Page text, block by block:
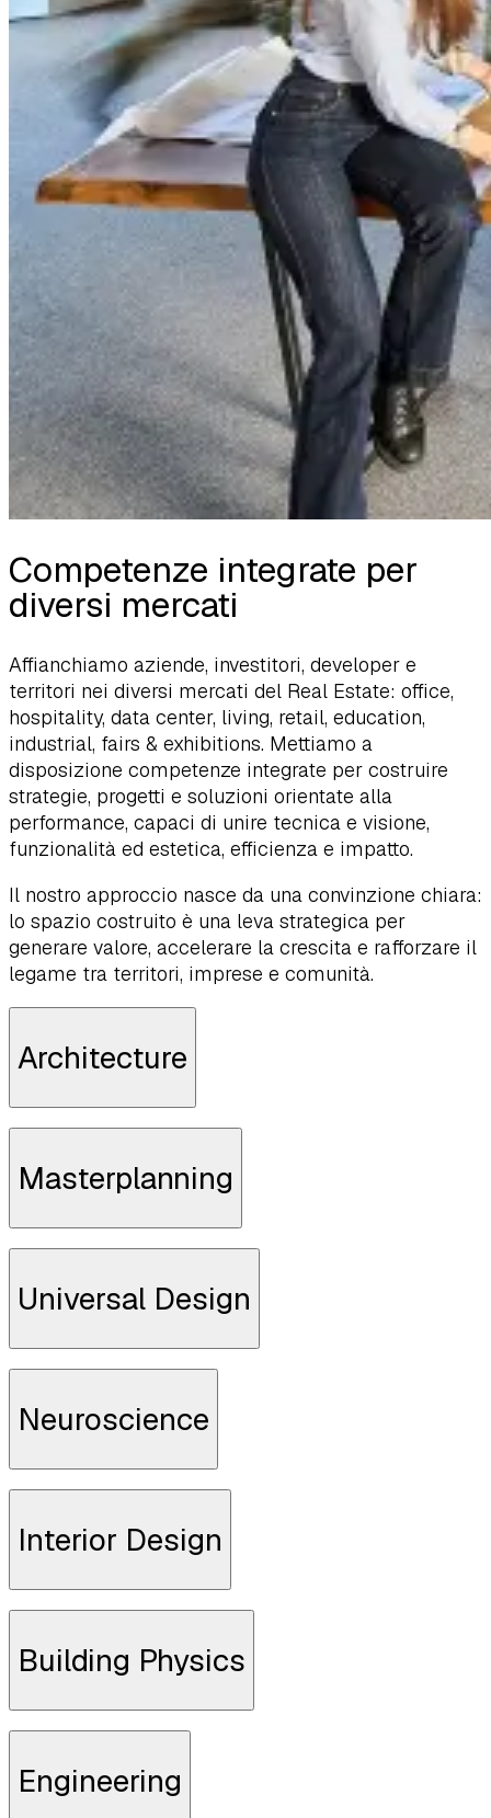
Competenze integrate per
diversi mercati
Affianchiamo aziende, investitori, developer e
territori nei diversi mercati del Real Estate: office,
hospitality, data center, living, retail, education,
industrial, fairs & exhibitions. Mettiamo a
disposizione competenze integrate per costruire
strategie, progetti e soluzioni orientate alla
performance, capaci di unire tecnica e visione,
funzionalità ed estetica, efficienza e impatto.
Il nostro approccio nasce da una convinzione chiara:
lo spazio costruito è una leva strategica per
generare valore, accelerare la crescita e rafforzare il
legame tra territori, imprese e comunità.
Architecture
Masterplanning
Universal Design
Neuroscience
Interior Design
Building Physics
Engineering